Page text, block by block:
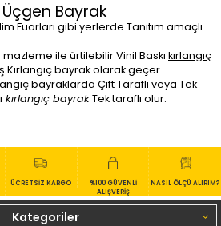
Üçgen Bayrak
Fuarları gibi yerlerde Tanıtım amaçlı
mazleme ile ürtilebilir Vinil Baskı kırlangıç
Kırlangıç bayrak olarak geçer.
bayraklarda Çift Taraflı veya Tek
kırlangıç bayrakTek taraflı olur.
ÜCRETSİZ KARGO
%100 GÜVENLİ
ALIŞVERİŞ
NASIL ÖLÇÜ ALIRIM?
Kategoriler